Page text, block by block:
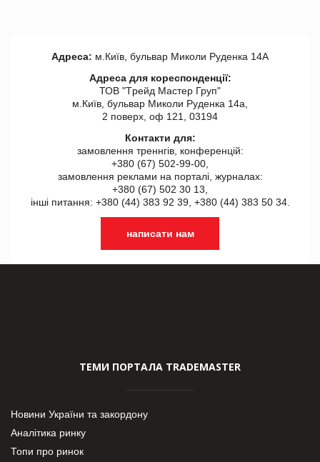
Адреса: м.Київ, бульвар Миколи Руденка 14А
Адреса для кореспонденції:
ТОВ "Tрейд Мастер Груп"
м.Київ, бульвар Миколи Руденка 14а,
2 поверх, оф 121, 03194
Контакти для:
замовлення треннгів, конференцій:
+380 (67) 502-99-00,
замовлення реклами на порталі, журналах:
+380 (67) 502 30 13,
інші питання: +380 (44) 383 92 39, +380 (44) 383 50 34.
написати нам
ТЕМИ ПОРТАЛА TRADEMASTER
Новини України та закордону
Аналітика ринку
Топи про ринок